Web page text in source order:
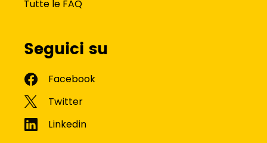
Tutte le FAQ
Seguici su